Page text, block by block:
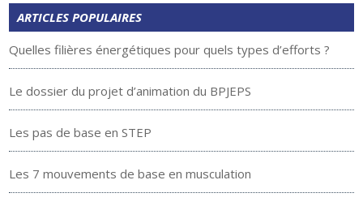
ARTICLES POPULAIRES
Quelles filières énergétiques pour quels types d’efforts ?
Le dossier du projet d’animation du BPJEPS
Les pas de base en STEP
Les 7 mouvements de base en musculation